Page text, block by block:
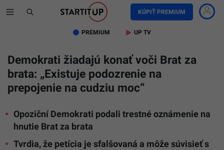
KÚPIŤ PREMIUM
PREMIUM UP TV
Demokrati žiadajú konať voči Brat za
brata: „Existuje podozrenie na
prepojenie na cudziu moc“
Opoziční Demokrati podali trestné oznámenie na
hnutie Brat za brata
Tvrdia, že petícia je sfalšovaná a môže súvisieť s